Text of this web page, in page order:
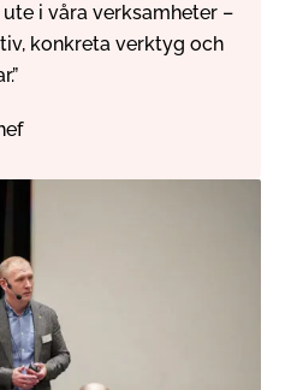
i våra verksamheter –
konkreta verktyg och